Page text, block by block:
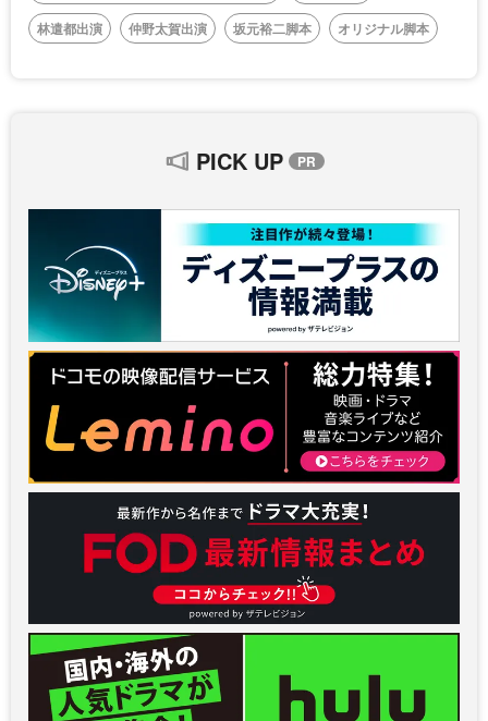
林遣都出演
仲野太賀出演 坂元裕二脚本 オリジナル脚本
PICK UP